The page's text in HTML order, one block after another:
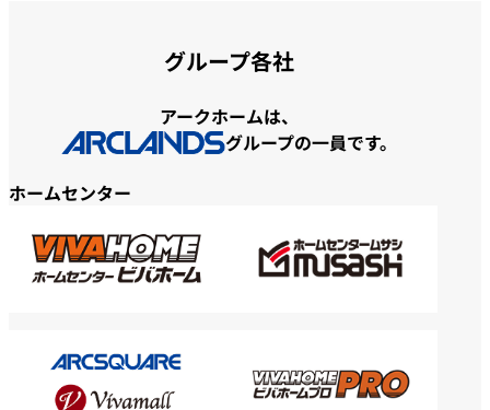
グループ各社
アークホームは、
グループの一員です。
ホームセンター